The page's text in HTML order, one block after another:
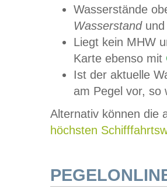
Wasserstände
Wasserstandund
Liegt kein MHW
Karte ebenso mit
Ist der aktuelle
am Pegel vor,
Alternativ können die
höchsten